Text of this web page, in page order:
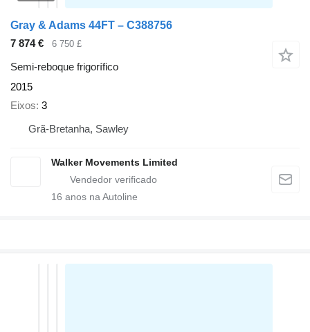
Gray & Adams 44FT – C388756
7 874 €
6 750 £
Semi-reboque frigorífico
2015
Eixos 3
Grã-Bretanha, Sawley
Walker Movements Limited
16 anos na Autoline